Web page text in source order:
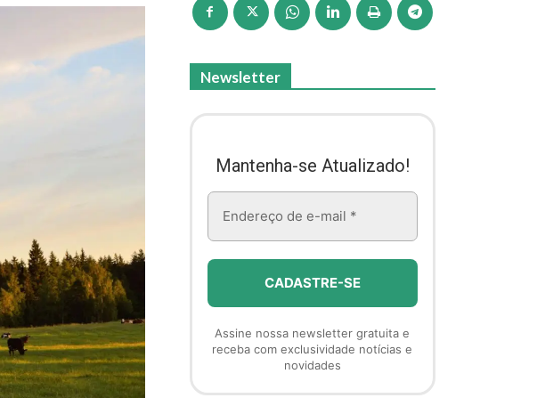
Newsletter
Mantenha-se Atualizado!
Assine nossa newsletter gratuita e
receba com exclusividade notícias e
novidades